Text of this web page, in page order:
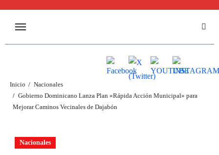
Inicio
Nacionales
Gobierno Dominicano Lanza Plan «Rápida Acción Municipal» para
Mejorar Caminos Vecinales de Dajabón
Nacionales